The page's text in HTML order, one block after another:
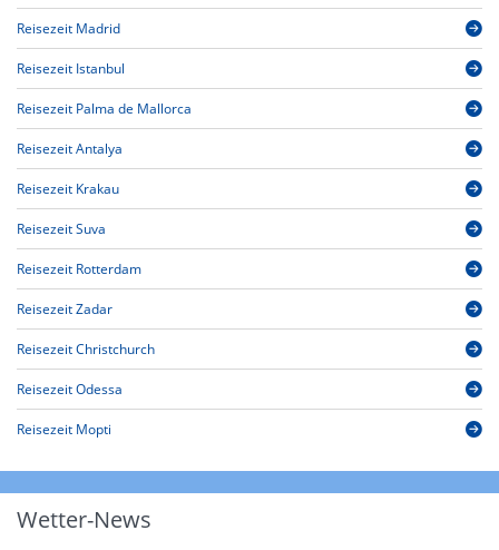
Reisezeit Madrid
Reisezeit Istanbul
Reisezeit Palma de Mallorca
Reisezeit Antalya
Reisezeit Krakau
Reisezeit Suva
Reisezeit Rotterdam
Reisezeit Zadar
Reisezeit Christchurch
Reisezeit Odessa
Reisezeit Mopti
Wetter-News